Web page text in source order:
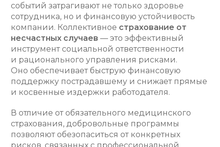
событий затрагивают не только здоровье
сотрудника, но и финансовую устойчивость
компании. Коллективное страхование от
несчастных случаев — это эффективный
инструмент социальной ответственности
и рационального управления рисками.
Оно обеспечивает быструю финансовую
поддержку пострадавшему и снижает прямые
и косвенные издержки работодателя.
В отличие от обязательного медицинского
страхования, добровольные программы
позволяют обезопаситься от конкретных